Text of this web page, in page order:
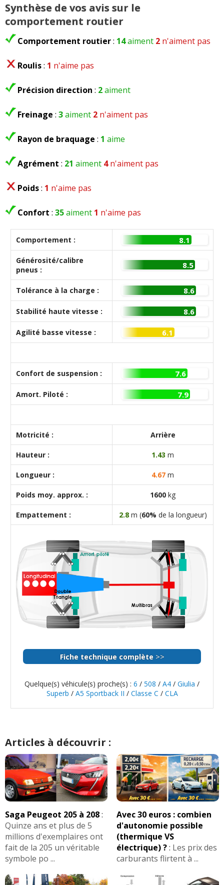
Synthèse de vos avis sur le
comportement routier
Comportement routier: 14aiment 2 n'aiment pas
Roulis: 1 n'aime pas
Précision direction : 2aiment
Freinage : 3aiment 2 n'aiment pas
Rayon de braquage : 1 aime
Agrément : 21 aiment 4n'aiment pas
Poids: 1 n'aime pas
Confort : 35aiment 1 n'aime pas
Comportement : 8.1
Générosité/calibre
pneus :
8.5
Tolérance à la charge : 8.6
Stabilité haute vitesse : 8.6
Agilité basse vitesse : 6.1
Confort de suspension : 7.6
Amort. Piloté : 7.9
Motricité : Arrière
Hauteur : 1.43 m
Longueur : 4.67 m
Poids moy. approx. : 1600 kg
Empattement : 2.8m (60% de la longueur)
Fiche technique complète>>
Quelque(s) véhicule(s) proche(s) : 6 / 508 / A4 / Giulia /
Superb / A5 Sportback II / Classe C / CLA
Articles à découvrir :
Saga Peugeot 205 à 208:
Quinze ans et plus de 5
millions d'exemplaires ont
fait de la 205 un véritable
symbole po ...
Avec 30 euros : combien
d'autonomie possible
(thermique VS
électrique) ?: Les prix des
carburants flirtent à ...